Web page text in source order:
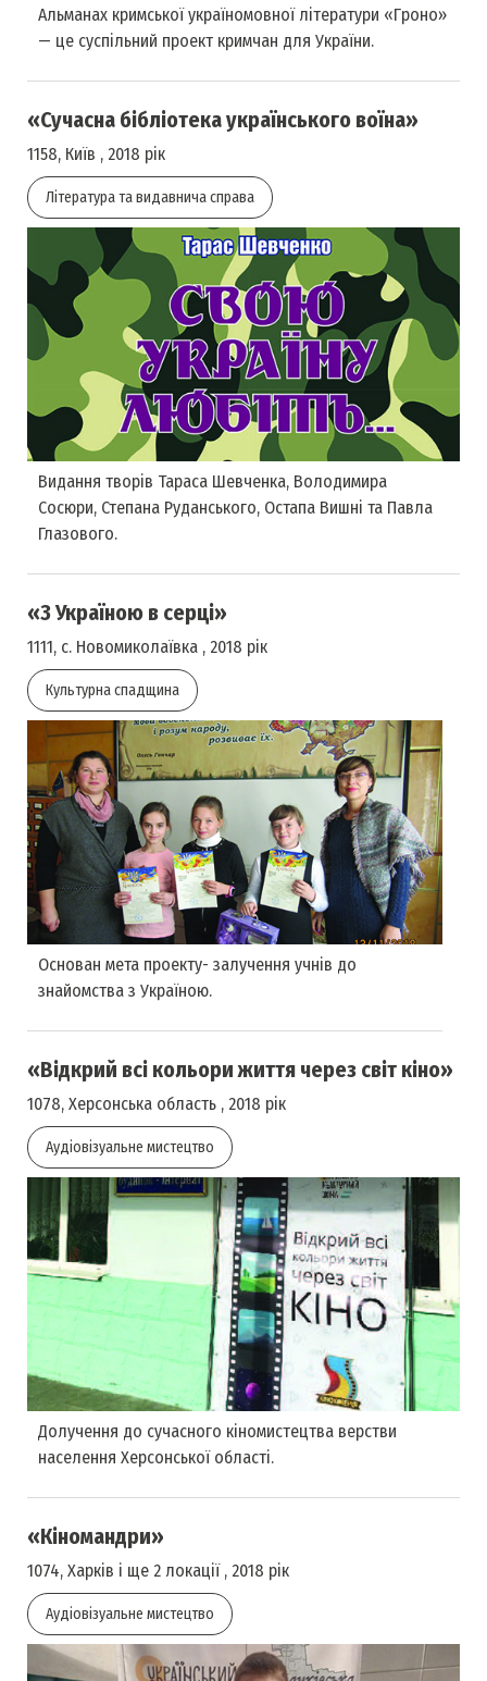
Альманах кримської україномовної літератури «Гроно»
— це суспільний проект кримчан для України.
«Cyчacнa бiблioтeкa yкpaїнського воїна»
1158, Київ , 2018 рік
Література та видавнича справа
Видання творів Тараса Шевченка, Володимира
Сосюри, Степана Руданського, Остапа Вишні та Павла
Глазового.
«З Україною в серці»
1111, с. Новомиколаївка , 2018 рік
Культурна спадщина
Основан мета проекту- залучення учнів до
знайомства з Україною.
«Відкрий всі кольори життя через світ кіно»
1078, Херсонська область , 2018 рік
Аудіовізуальне мистецтво
Долучення до сучасного кіномистецтва верстви
населення Херсонської області.
«Кіномандри»
1074, Харків і ще 2 локації , 2018 рік
Аудіовізуальне мистецтво